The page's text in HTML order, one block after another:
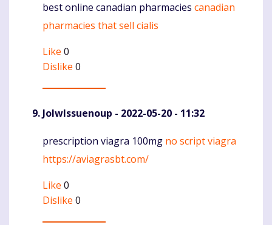
Komentaras
best online canadian pharmacies canadian
pharmacies that sell cialis
Like 0
Dislike 0
JolwIssuenoup - 2022-05-20 - 11:32
Komentaras
prescription viagra 100mg no script viagra
https://aviagrasbt.com/
Like 0
Dislike 0